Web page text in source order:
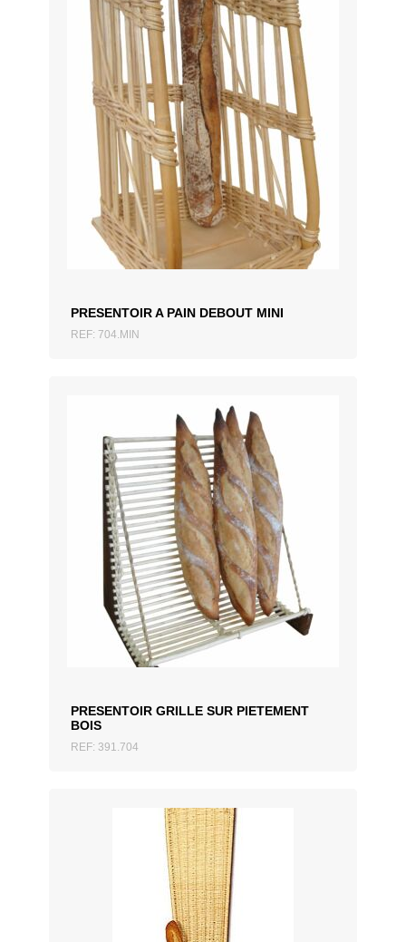
PRESENTOIR A PAIN DEBOUT MINI
REF: 704.MIN
ZUM ANGEBOT HINZUFÜGEN
PRESENTOIR GRILLE SUR PIETEMENT
BOIS
REF: 391.704
ZUM ANGEBOT HINZUFÜGEN